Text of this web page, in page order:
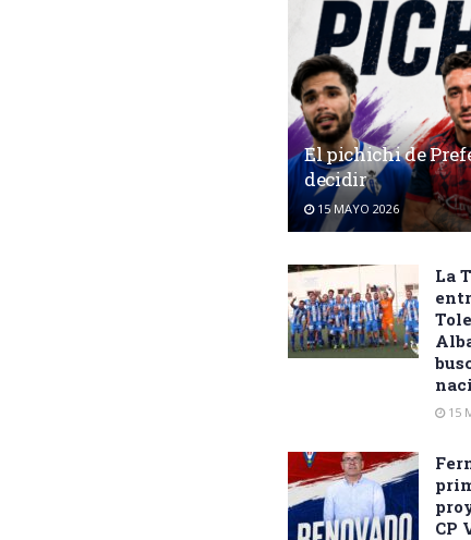
El pichichi de
decidir
15 MAYO 2026
La
15
CP